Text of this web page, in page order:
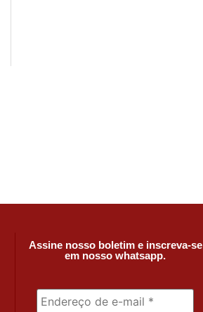
Assine nosso boletim e inscreva-se
em nosso whatsapp.